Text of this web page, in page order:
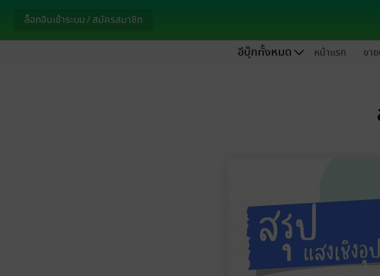
ล็อกอินเข้าระบบ / สมัครสมาชิก
อีบุ๊กทั้งหมด หน้าแรก ขา